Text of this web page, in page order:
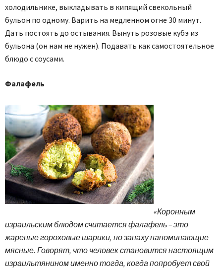
холодильнике, выкладывать в кипящий свекольный
бульон по одному. Варить на медленном огне 30 минут.
Дать постоять до остывания. Вынуть розовые кубэ из
бульона (он нам не нужен). Подавать как самостоятельное
блюдо с соусами.
Фалафель
«Коронным
израильским блюдом считается фалафель – это
жареные гороховые шарики, по запаху напоминающие
мясные. Говорят, что человек становится настоящим
израильтянином именно тогда, когда попробует свой